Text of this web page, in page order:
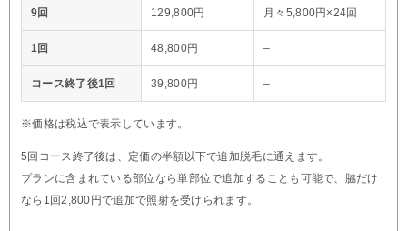
9回 129,800円 月々5,800円×24回
1回 48,800円 –
コース終了後1回 39,800円 –
※価格は税込で表示しています。
5回コース終了後は、定価の半額以下で追加脱毛に通えます。
プランに含まれている部位なら単部位で追加することも可能で、脇だけ
なら1回2,800円で追加で照射を受けられます。